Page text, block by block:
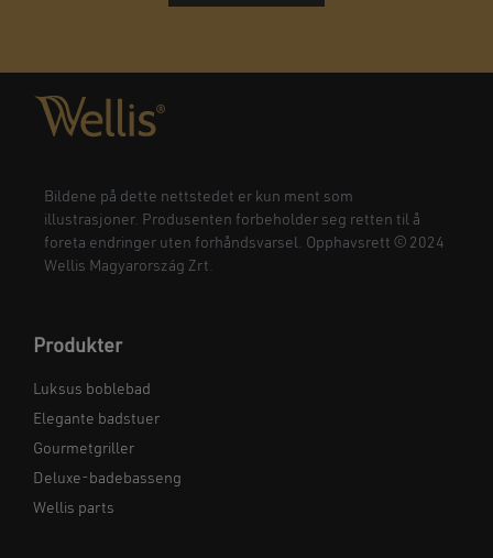
Bildene på dette nettstedet er kun ment som
illustrasjoner. Produsenten forbeholder seg retten til å
foreta endringer uten forhåndsvarsel. Opphavsrett © 2024
Wellis Magyarország Zrt.
Produkter
Luksus boblebad
Elegante badstuer
Gourmetgriller
Deluxe-badebasseng
Wellis parts